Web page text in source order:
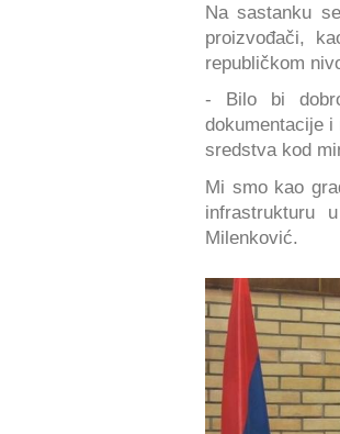
Na sastanku
proizvođači,
republičkom
- Bilo bi
dokumentacije
sredstva kod
Mi smo kao
infrastrukturu
Milenković.